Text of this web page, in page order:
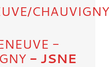
CHAUVIGNY
-
- JSNE